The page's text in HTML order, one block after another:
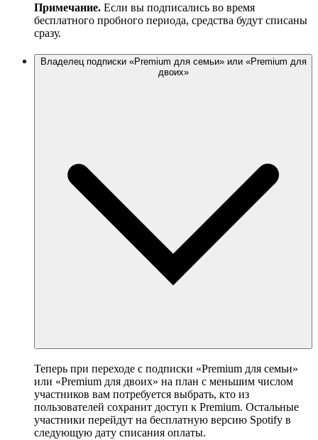
Примечание. Если вы подписались во время
бесплатного пробного периода, средства будут списаны
сразу.
Владелец подписки «Premium для семьи» или «Premium для
двоих»
Теперь при переходе с подписки «Premium для семьи»
или «Premium для двоих» на план с меньшим числом
участников вам потребуется выбрать, кто из
пользователей сохранит доступ к Premium. Остальные
участники перейдут на бесплатную версию Spotify в
следующую дату списания оплаты.